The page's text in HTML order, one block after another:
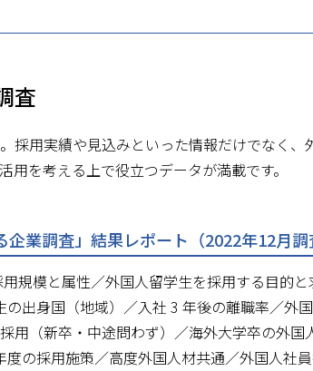
査
採用実績や見込みといった情報だけでなく、
を考える上で役立つデータが満載です。
業調査」結果レポート（2022年12月調
規模と属性／外国人留学生を採用する目的
出身国（地域）／入社 3 年後の離職率／外
用（新卒・中途問わず）／海外大学卒の外国
の採用施策／高度外国人材共通／外国人社